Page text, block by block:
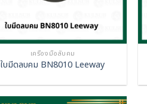
เครื่องมือลับคม
ใบมีดลบคม BN8010 Leeway